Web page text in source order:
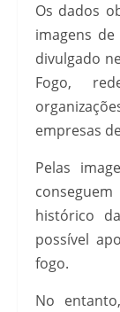
Os dados
imagens
divulgado
Fogo,
empresas
Pelas
histórico
possível
fogo.
No